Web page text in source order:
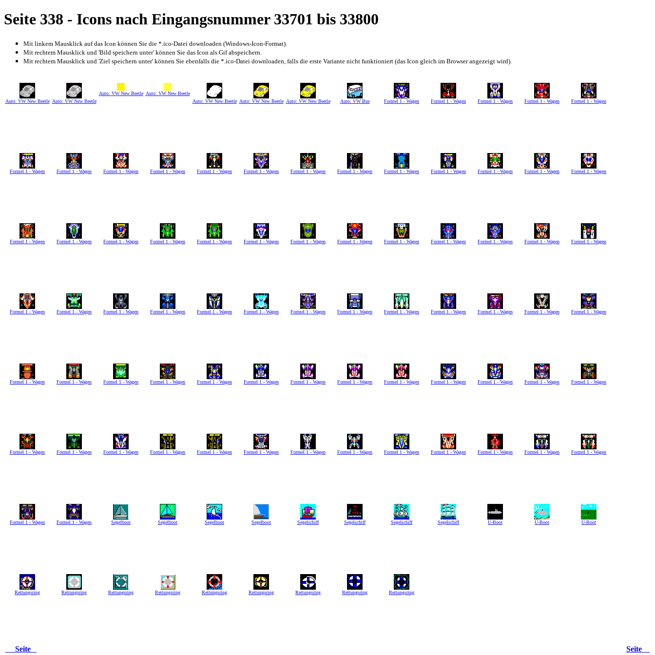
Seite 338 - Icons nach Eingangsnummer 33701 bis 33800
Mit linkem Mausklick auf das Icon können Sie die *.ico-Datei downloaden (Windows-Icon-Format).
Mit rechtem Mausklick und 'Bild speichern unter' können Sie das Icon als Gif abspeichern.
Mit rechtem Mausklick und 'Ziel speichern unter' können Sie ebenfalls die *.ico-Datei downloaden, falls die erste Variante nicht funktioniert (das Icon gleich im Browser angezeigt wird).
Auto: VW New Beetle Auto: VW New Beetle
Auto: VW New Beetle Auto: VW New Beetle
Auto: VW New Beetle Auto: VW New Beetle Auto: VW New Beetle Auto: VW Bus Formel 1 - Wagen Formel 1 - Wagen Formel 1 - Wagen Formel 1 - Wagen Formel 1 - Wagen
Formel 1 - Wagen Formel 1 - Wagen Formel 1 - Wagen Formel 1 - Wagen Formel 1 - Wagen Formel 1 - Wagen Formel 1 - Wagen Formel 1 - Wagen Formel 1 - Wagen Formel 1 - Wagen Formel 1 - Wagen Formel 1 - Wagen Formel 1 - Wagen
Formel 1 - Wagen Formel 1 - Wagen Formel 1 - Wagen Formel 1 - Wagen Formel 1 - Wagen Formel 1 - Wagen Formel 1 - Wagen Formel 1 - Wagen Formel 1 - Wagen Formel 1 - Wagen Formel 1 - Wagen Formel 1 - Wagen Formel 1 - Wagen
Formel 1 - Wagen Formel 1 - Wagen Formel 1 - Wagen Formel 1 - Wagen Formel 1 - Wagen Formel 1 - Wagen Formel 1 - Wagen Formel 1 - Wagen Formel 1 - Wagen Formel 1 - Wagen Formel 1 - Wagen Formel 1 - Wagen Formel 1 - Wagen
Formel 1 - Wagen Formel 1 - Wagen Formel 1 - Wagen Formel 1 - Wagen Formel 1 - Wagen Formel 1 - Wagen Formel 1 - Wagen Formel 1 - Wagen Formel 1 - Wagen Formel 1 - Wagen Formel 1 - Wagen Formel 1 - Wagen Formel 1 - Wagen
Formel 1 - Wagen Formel 1 - Wagen Formel 1 - Wagen Formel 1 - Wagen Formel 1 - Wagen Formel 1 - Wagen Formel 1 - Wagen Formel 1 - Wagen Formel 1 - Wagen Formel 1 - Wagen Formel 1 - Wagen Formel 1 - Wagen Formel 1 - Wagen
Formel 1 - Wagen Formel 1 - Wagen Segelboot Segelboot Segelboot Segelboot Segelschiff Segelschiff Segelschiff Segelschiff U-Boot U-Boot U-Boot
Rettungsring Rettungsring Rettungsring Rettungsring Rettungsring Rettungsring Rettungsring Rettungsring Rettungsring
Seite
Seite